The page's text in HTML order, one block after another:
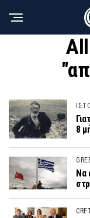
8
Να